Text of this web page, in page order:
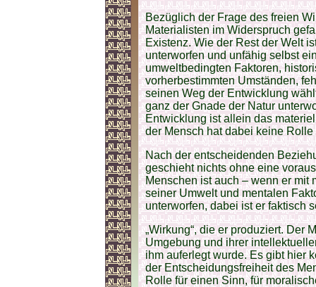
Bezüglich der Frage des freien
Materialisten im Widerspruch
Existenz. Wie der Rest der Welt
unterworfen und unfähig selbst
umweltbedingten Faktoren,
vorherbestimmten Umständen,
seinen Weg der Entwicklung
ganz der Gnade der Natur
Entwicklung ist allein das
der Mensch hat dabei keine
Nach der entscheidenden
geschieht nichts ohne eine
Menschen ist auch – wenn er mit
seiner Umwelt und mentalen
unterworfen, dabei ist er faktisch
„Wirkung“, die er produziert. Der
Umgebung und ihrer
ihm auferlegt wurde. Es gibt hier
der Entscheidungsfreiheit des
Rolle für einen Sinn, für